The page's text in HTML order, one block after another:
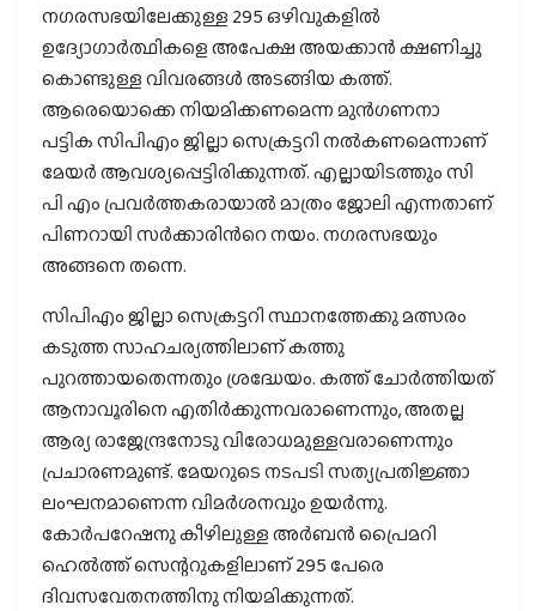
നഗരസഭയിലേക്കുള്ള 295 ഒഴിവുകളില്‍
ഉദ്യോഗാര്‍ത്ഥികളെ അപേക്ഷ അയക്കാന്‍ ക്ഷണിച്ചു
കൊണ്ടുള്ള വിവരങ്ങള്‍ അടങ്ങിയ കത്ത്.
ആരെയൊക്കെ നിയമിക്കണമെന്ന മുന്‍ഗണനാ
പട്ടിക സിപിഎം ജില്ലാ സെക്രട്ടറി നല്‍കണമെന്നാണ്
മേയര്‍ ആവശ്യപ്പെട്ടിരിക്കുന്നത്. എല്ലായിടത്തും സി
പി എം പ്രവര്‍ത്തകരായാല്‍ മാത്രം ജോലി എന്നതാണ്
പിണറായി സര്‍ക്കാരിന്‍റെ നയം. നഗരസഭയും
അങ്ങനെ തന്നെ.
സിപിഎം ജില്ലാ സെക്രട്ടറി സ്ഥാനത്തേക്കു മത്സരം
കടുത്ത സാഹചര്യത്തിലാണ് കത്തു
പുറത്തായതെന്നതും ശ്രദ്ധേയം. കത്ത് ചോര്‍ത്തിയത്
ആനാവൂരിനെ എതിര്‍ക്കുന്നവരാണെന്നും, അതല്ല
ആര്യ രാജേന്ദ്രനോടു വിരോധമുള്ളവരാണെന്നും
പ്രചാരണമുണ്ട്. മേയറുടെ നടപടി സത്യപ്രതിജ്ഞാ
ലംഘനമാണെന്ന വിമര്‍ശനവും ഉയര്‍ന്നു.
കോര്‍പറേഷനു കീഴിലുള്ള അര്‍ബന്‍ പ്രൈമറി
ഹെല്‍ത്ത് സെന്ററുകളിലാണ് 295 പേരെ
ദിവസവേതനത്തിനു നിയമിക്കുന്നത്.